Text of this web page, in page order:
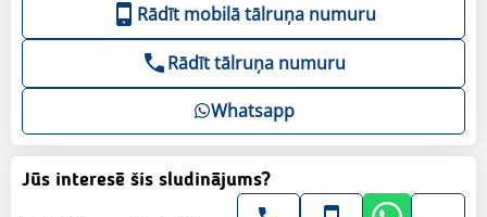
Rādīt mobilā tālruņa numuru
Rādīt tālruņa numuru
Whatsapp
Jūs interesē šis sludinājums?